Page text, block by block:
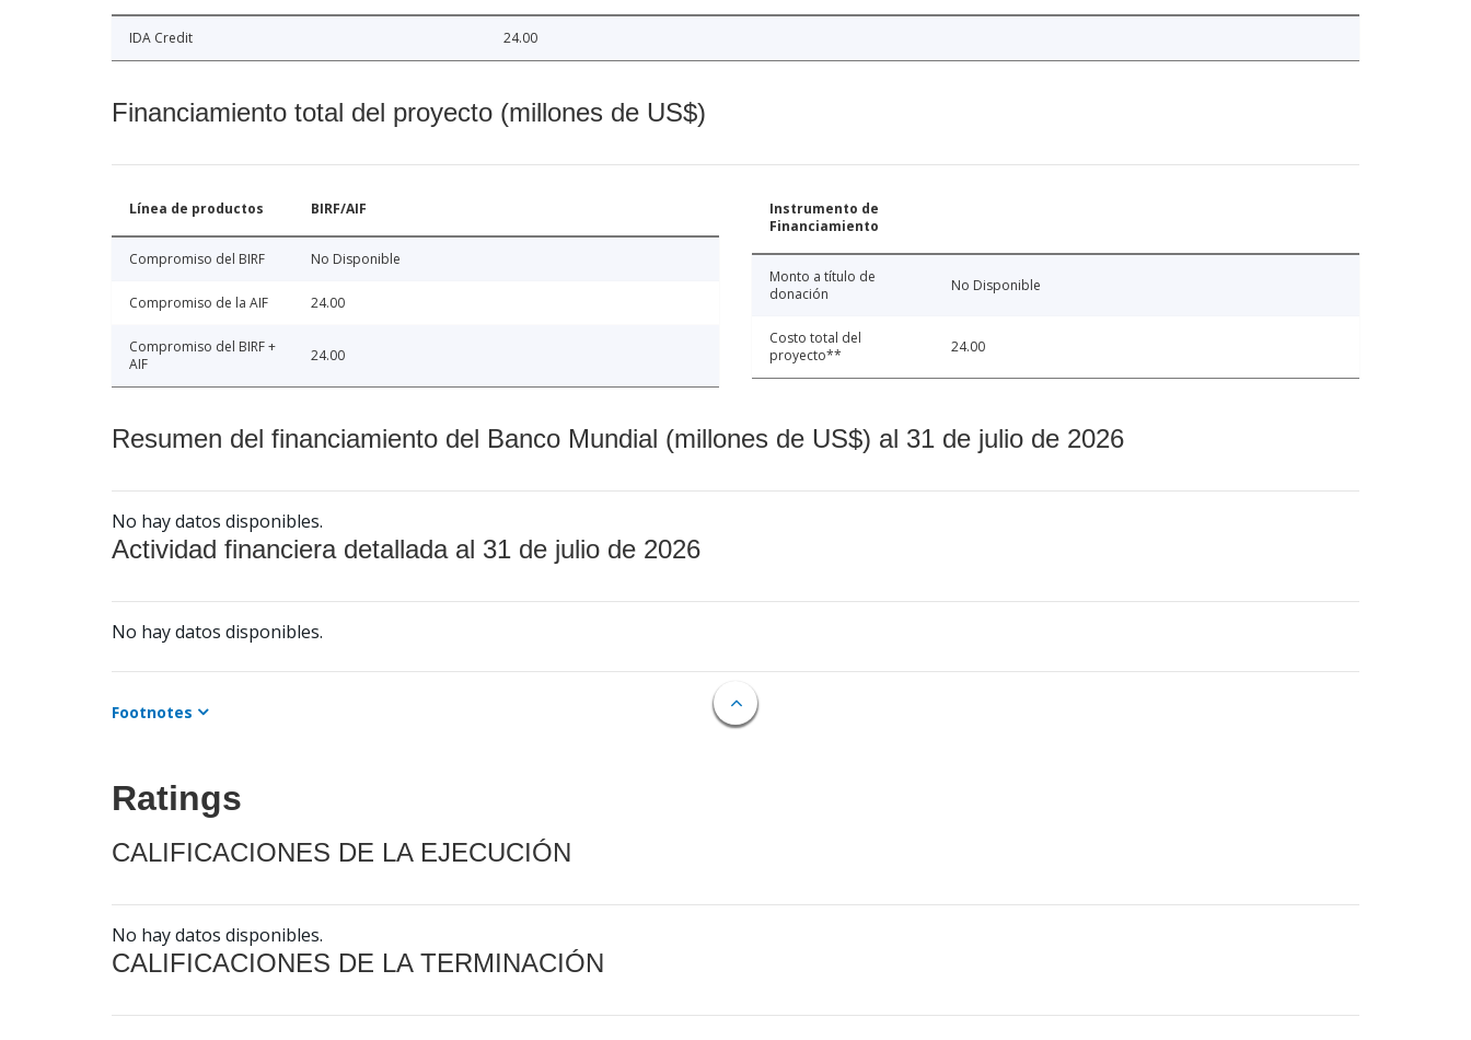
IDA Credit 24.00
Financiamiento total del proyecto (millones de US$)
Línea de productos BIRF/AIF
Compromiso del BIRF No Disponible
Compromiso de la AIF 24.00
Compromiso del BIRF +
AIF
24.00
Instrumento de
Financiamiento
Monto a título de
donación
No Disponible
Costo total del
proyecto**
24.00
Resumen del financiamiento del Banco Mundial (millones de US$) al 31 de julio de 2026
No hay datos disponibles.
Actividad financiera detallada al 31 de julio de 2026
No hay datos disponibles.
Footnotes
Ratings
CALIFICACIONES DE LA EJECUCIÓN
No hay datos disponibles.
CALIFICACIONES DE LA TERMINACIÓN